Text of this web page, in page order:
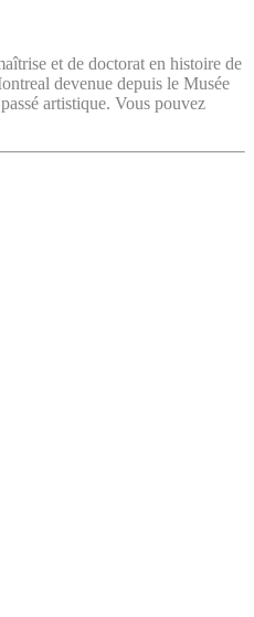
et de doctorat en histoire de
devenue depuis le Musée
artistique. Vous pouvez